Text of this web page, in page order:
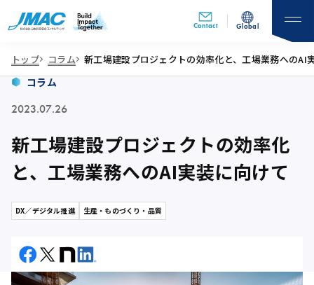
Contact Global
トップ コラム 新工場建設プロジェクトの効率化と、工場業務へのAI
新工場建設プロジェクトの効率化
と、工場業務へのAI実装に向けて
コラム
2023.07.26
DX／デジタル推進 生産・ものづくり・品質